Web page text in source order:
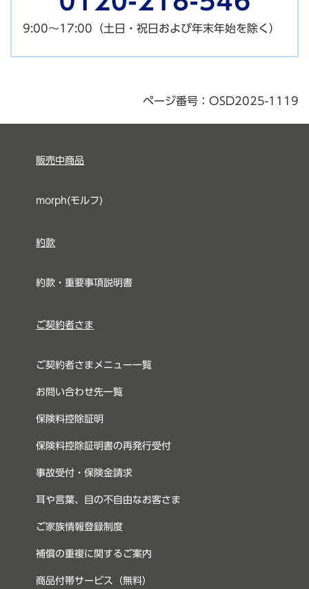
9:00～17:00（土日・祝日および年末年始を除く）
ページ番号：OSD2025-1119
販売中商品
morph(モルフ)
約款
約款・重要事項説明書
ご契約者さま
ご契約者さまメニュー一覧
お問い合わせ先一覧
保険料控除証明
保険料控除証明書の再発行受付
事故受付・保険金請求
耳や言葉、目の不自由なお客さま
ご家族情報登録制度
補償の重複に関するご案内
商品付帯サービス（無料）